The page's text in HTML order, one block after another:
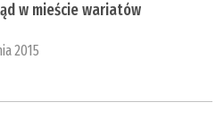
w mieście wariatów
2015